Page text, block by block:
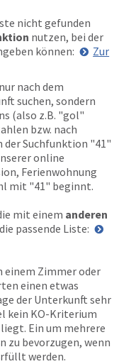
nicht gefunden
nutzen, bei der
können:
Zur
nach dem
suchen, sondern
(also z.B. "gol"
bzw. nach
der Suchfunktion "41"
online
Ferienwohnung
mit "41" beginnt.
mit einem anderen
passende Liste:
einem Zimmer oder
einen etwas
der Unterkunft sehr
kein KO-Kriterium
Ein um mehrere
zu bevorzugen, wenn
werden.